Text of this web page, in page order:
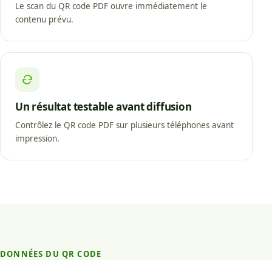
Le scan du QR code PDF ouvre immédiatement le
contenu prévu.
Un résultat testable avant diffusion
Contrôlez le QR code PDF sur plusieurs téléphones avant
impression.
DONNÉES DU QR CODE